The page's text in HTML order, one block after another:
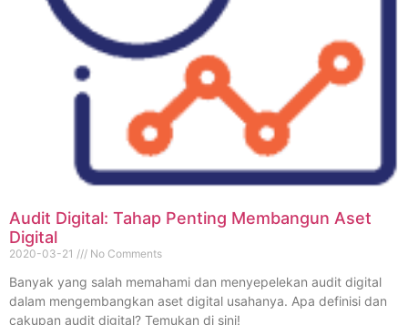
Audit Digital: Tahap Penting Membangun Aset
Digital
2020-03-21 No Comments
Banyak yang salah memahami dan menyepelekan audit digital
dalam mengembangkan aset digital usahanya. Apa definisi dan
cakupan audit digital? Temukan di sini!